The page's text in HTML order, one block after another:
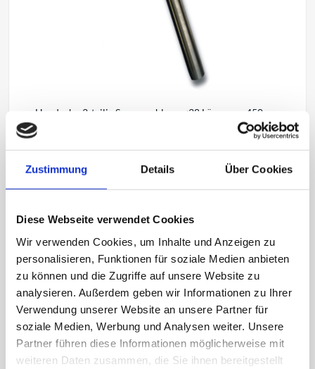
Zustimmung Details Über Cookies
Diese Webseite verwendet Cookies
Wir verwenden Cookies, um Inhalte und Anzeigen zu
personalisieren, Funktionen für soziale Medien anbieten
zu können und die Zugriffe auf unsere Website zu
analysieren. Außerdem geben wir Informationen zu Ihrer
Verwendung unserer Website an unsere Partner für
soziale Medien, Werbung und Analysen weiter. Unsere
Partner führen diese Informationen möglicherweise mit
weiteren Daten zusammen, die Sie ihnen bereitgestellt
Handrohr, 3-teilig Sauganschluss: ø38 Länge: ca. 450mm
Gesamtlänge: 1.350mm Material: Edelstahl Geeignet für:
Saug-Set-Boden ø38 CR
Handrohr, 3-teilig
Bodendüse mit Gummilippen
Fugendüse
Artikelnummer: 2016802